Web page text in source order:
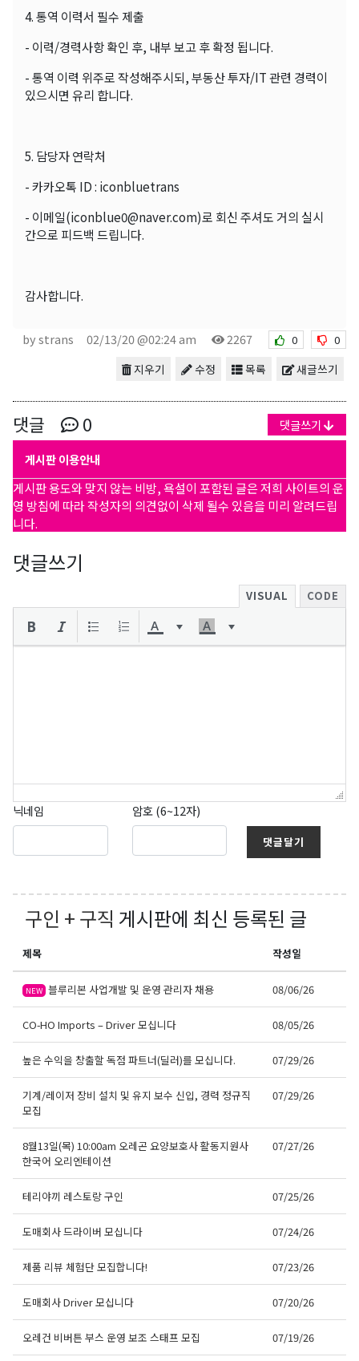
4. 통역 이력서 필수 제출
- 이력/경력사항 확인 후, 내부 보고 후 확정 됩니다.
- 통역 이력 위주로 작성해주시되, 부동산 투자/IT 관련 경력이
있으시면 유리 합니다.
5. 담당자 연락처
- 카카오톡 ID : iconbluetrans
- 이메일(iconblue0@naver.com)로 회신 주셔도 거의 실시
간으로 피드백 드립니다.
감사합니다.
by strans 02/13/20 @02:24 am 2267 0 0
새글쓰기
목록
수정
지우기
댓글 0 댓글쓰기
게시판 이용안내
게시판 용도와 맞지 않는 비방, 욕설이 포함된 글은 저희 사이트의 운
영 방침에 따라 작성자의 의견없이 삭제 될수 있음을 미리 알려드립
니다.
댓글쓰기
VISUAL CODE
닉네임 암호 (6~12자)
댓글달기
구인 + 구직 게시판에 최신 등록된 글
제목 작성일
NEW 블루리본 사업개발 및 운영 관리자 채용 08/06/26
CO-HO Imports – Driver 모십니다 08/05/26
높은 수익을 창출할 독점 파트너(딜러)를 모십니다. 07/29/26
기계/레이저 장비 설치 및 유지 보수 신입, 경력 정규직
모집
07/29/26
8월13일(목) 10:00am 오레곤 요양보호사 활동지원사
한국어 오리엔테이션
07/27/26
테리야끼 레스토랑 구인 07/25/26
도매회사 드라이버 모십니다 07/24/26
제품 리뷰 체험단 모집합니다! 07/23/26
도매회사 Driver 모십니다 07/20/26
오레건 비버튼 부스 운영 보조 스태프 모집 07/19/26